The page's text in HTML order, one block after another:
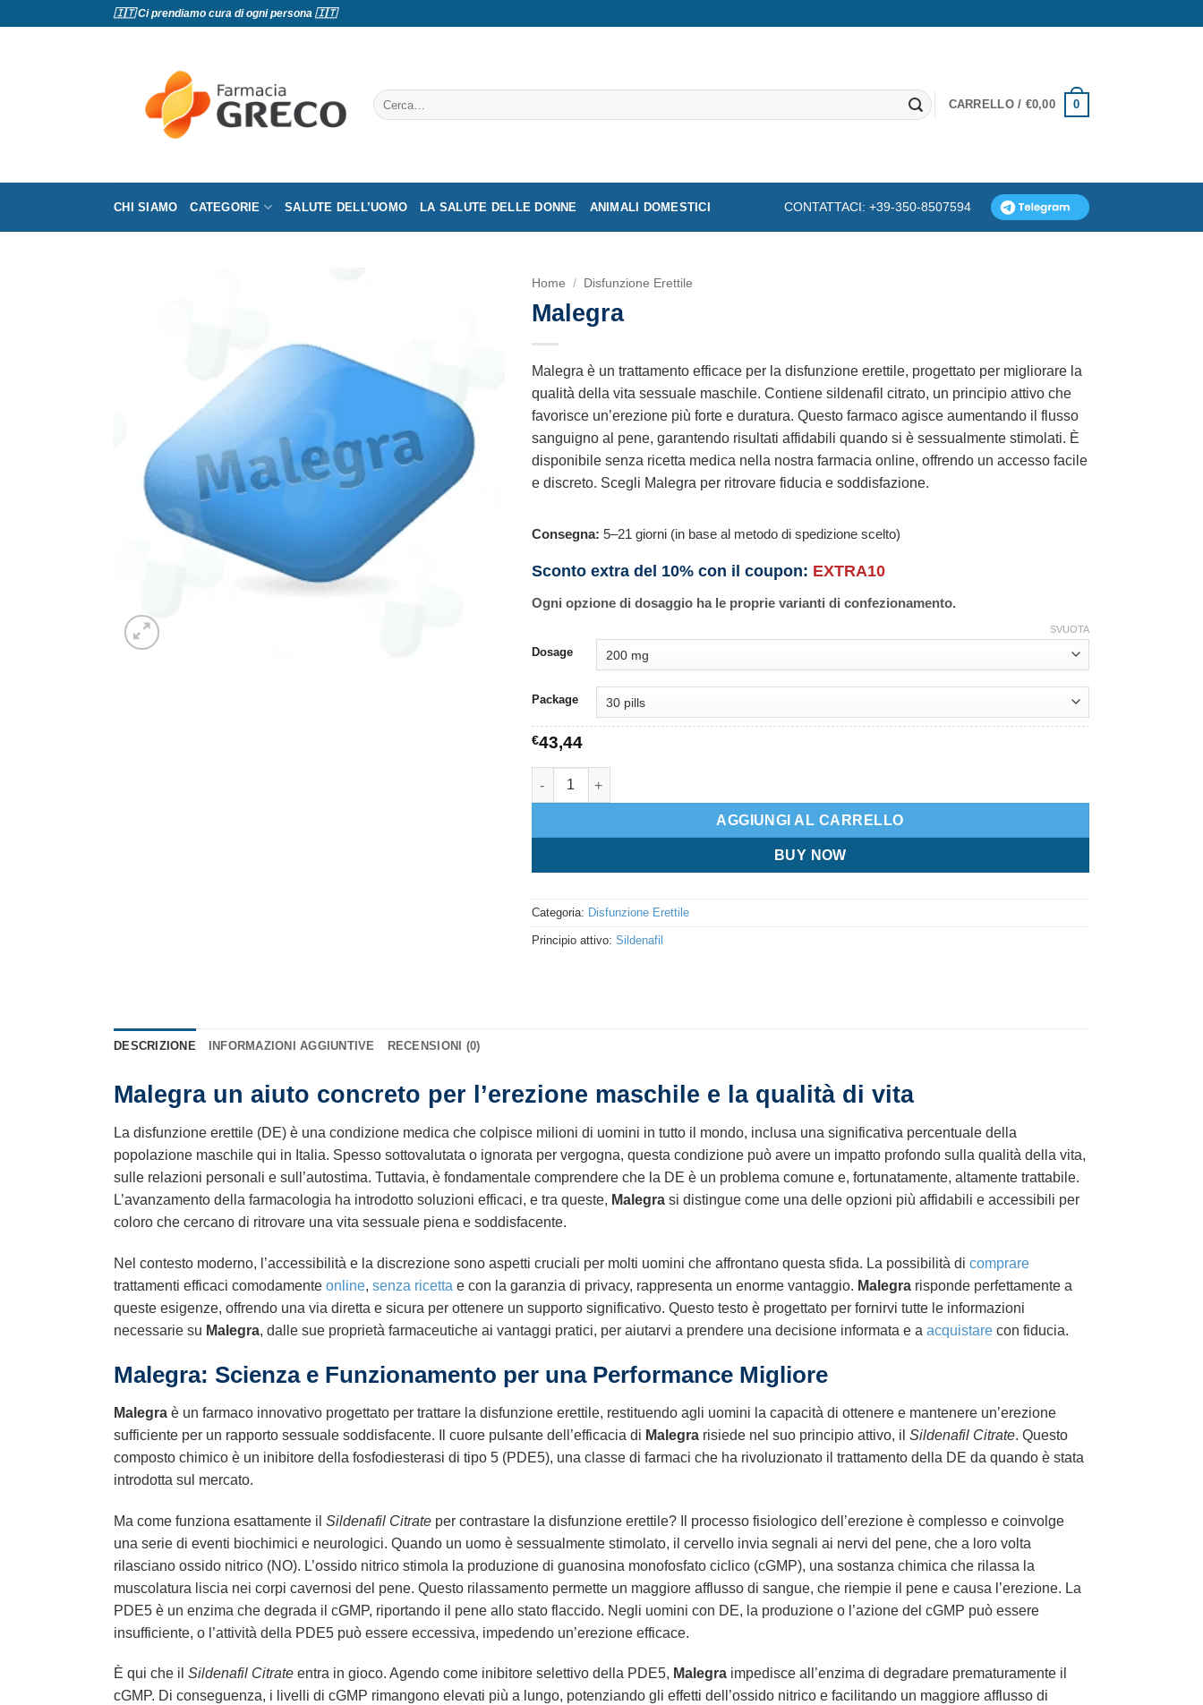
🇮🇹 Ci prendiamo cura di ogni persona 🇮🇹
Cerca:
CARRELLO / €0,00 0
CHI SIAMO CATEGORIE SALUTE DELL’UOMO LA SALUTE DELLE DONNE ANIMALI DOMESTICI CONTATTACI: +39-350-8507594
Home / Disfunzione Erettile
Malegra
Malegra è un trattamento efficace per la disfunzione erettile, progettato per migliorare la
qualità della vita sessuale maschile. Contiene sildenafil citrato, un principio attivo che
favorisce un’erezione più forte e duratura. Questo farmaco agisce aumentando il flusso
sanguigno al pene, garantendo risultati affidabili quando si è sessualmente stimolati. È
disponibile senza ricetta medica nella nostra farmacia online, offrendo un accesso facile
e discreto. Scegli Malegra per ritrovare fiducia e soddisfazione.
Consegna: 5–21 giorni (in base al metodo di spedizione scelto)
Sconto extra del 10% con il coupon: EXTRA10
Ogni opzione di dosaggio ha le proprie varianti di confezionamento.
Dosage
Package
SVUOTA
€43,44
Malegra quantità
AGGIUNGI AL CARRELLO
BUY NOW
Categoria: Disfunzione Erettile
Principio attivo: Sildenafil
DESCRIZIONE INFORMAZIONI AGGIUNTIVE RECENSIONI (0)
Malegra un aiuto concreto per l’erezione maschile e la qualità di vita
La disfunzione erettile (DE) è una condizione medica che colpisce milioni di uomini in tutto il mondo, inclusa una significativa percentuale della
popolazione maschile qui in Italia. Spesso sottovalutata o ignorata per vergogna, questa condizione può avere un impatto profondo sulla qualità della vita,
sulle relazioni personali e sull’autostima. Tuttavia, è fondamentale comprendere che la DE è un problema comune e, fortunatamente, altamente trattabile.
L’avanzamento della farmacologia ha introdotto soluzioni efficaci, e tra queste, Malegra si distingue come una delle opzioni più affidabili e accessibili per
coloro che cercano di ritrovare una vita sessuale piena e soddisfacente.
Nel contesto moderno, l’accessibilità e la discrezione sono aspetti cruciali per molti uomini che affrontano questa sfida. La possibilità di comprare
trattamenti efficaci comodamente online, senza ricetta e con la garanzia di privacy, rappresenta un enorme vantaggio. Malegra risponde perfettamente a
queste esigenze, offrendo una via diretta e sicura per ottenere un supporto significativo. Questo testo è progettato per fornirvi tutte le informazioni
necessarie su Malegra, dalle sue proprietà farmaceutiche ai vantaggi pratici, per aiutarvi a prendere una decisione informata e a acquistare con fiducia.
Malegra: Scienza e Funzionamento per una Performance Migliore
Malegra è un farmaco innovativo progettato per trattare la disfunzione erettile, restituendo agli uomini la capacità di ottenere e mantenere un’erezione
sufficiente per un rapporto sessuale soddisfacente. Il cuore pulsante dell’efficacia di Malegra risiede nel suo principio attivo, il Sildenafil Citrate. Questo
composto chimico è un inibitore della fosfodiesterasi di tipo 5 (PDE5), una classe di farmaci che ha rivoluzionato il trattamento della DE da quando è stata
introdotta sul mercato.
Ma come funziona esattamente il Sildenafil Citrate per contrastare la disfunzione erettile? Il processo fisiologico dell’erezione è complesso e coinvolge
una serie di eventi biochimici e neurologici. Quando un uomo è sessualmente stimolato, il cervello invia segnali ai nervi del pene, che a loro volta
rilasciano ossido nitrico (NO). L’ossido nitrico stimola la produzione di guanosina monofosfato ciclico (cGMP), una sostanza chimica che rilassa la
muscolatura liscia nei corpi cavernosi del pene. Questo rilassamento permette un maggiore afflusso di sangue, che riempie il pene e causa l’erezione. La
PDE5 è un enzima che degrada il cGMP, riportando il pene allo stato flaccido. Negli uomini con DE, la produzione o l’azione del cGMP può essere
insufficiente, o l’attività della PDE5 può essere eccessiva, impedendo un’erezione efficace.
È qui che il Sildenafil Citrate entra in gioco. Agendo come inibitore selettivo della PDE5, Malegra impedisce all’enzima di degradare prematuramente il
cGMP. Di conseguenza, i livelli di cGMP rimangono elevati più a lungo, potenziando gli effetti dell’ossido nitrico e facilitando un maggiore afflusso di